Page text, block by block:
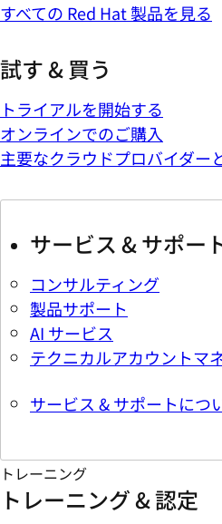
すべての Red Hat 製品を見る
試す & 買う
トライアルを開始する
オンラインでのご購入
主要なクラウドプロバイダー
サービス & サポー
コンサルティング
製品サポート
AI サービス
テクニカルアカウントマ
サービス & サポートにつ
トレーニング
トレーニング & 認定